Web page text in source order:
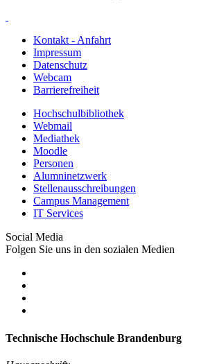
Kontakt - Anfahrt
Impressum
Datenschutz
Webcam
Barrierefreiheit
Hochschulbibliothek
Webmail
Mediathek
Moodle
Personen
Alumninetzwerk
Stellenausschreibungen
Campus Management
IT Services
Social Media
Folgen Sie uns in den sozialen Medien
Technische Hochschule Brandenburg